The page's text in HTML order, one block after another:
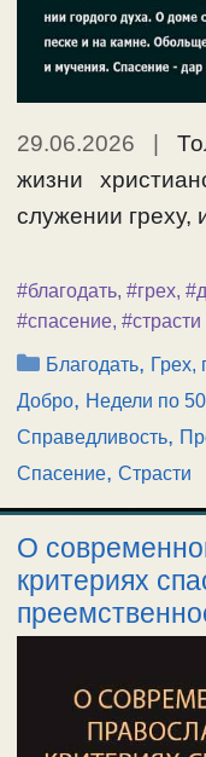
29.06.2026 |
жизни
служении греху,
#благодать, #грех,
#спасение, #страсти
Рубрики
Благодать, Грех,
Добро, Недели по
Справедливость,
Спасение, Страсти
О
критериях